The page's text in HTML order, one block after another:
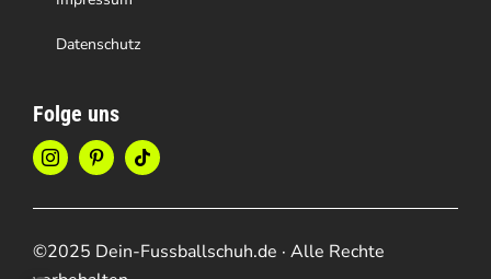
Datenschutz
Folge uns
©2025 Dein-Fussballschuh.de · Alle Rechte